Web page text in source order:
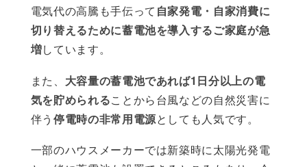
電気代の高騰も手伝って 自家発電・自家消費に
切り替えるために蓄電池を導入するご家庭が急
増しています。
また、 大容量の蓄電池であれば1日分以上の電
気を貯められることから台風などの自然災害に
伴う停電時の非常用電源としても人気です。
一部のハウスメーカーでは新築時に太陽光発電